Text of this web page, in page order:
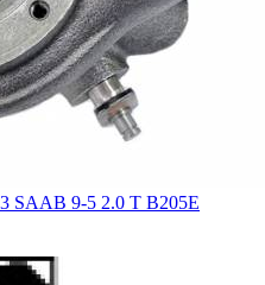
SAAB 9-5 2.0 T B205E